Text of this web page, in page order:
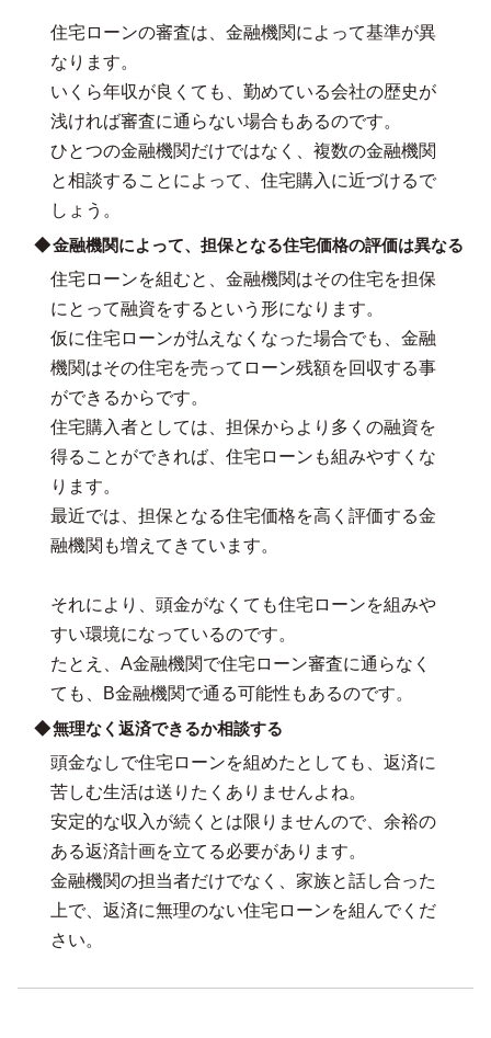
住宅ローンの審査は、金融機関によって基準が異
なります。
いくら年収が良くても、勤めている会社の歴史が
浅ければ審査に通らない場合もあるのです。
ひとつの金融機関だけではなく、複数の金融機関
と相談することによって、住宅購入に近づけるで
しょう。
金融機関によって、担保となる住宅価格の評価は異なる
住宅ローンを組むと、金融機関はその住宅を担保
にとって融資をするという形になります。
仮に住宅ローンが払えなくなった場合でも、金融
機関はその住宅を売ってローン残額を回収する事
ができるからです。
住宅購入者としては、担保からより多くの融資を
得ることができれば、住宅ローンも組みやすくな
ります。
最近では、担保となる住宅価格を高く評価する金
融機関も増えてきています。
それにより、頭金がなくても住宅ローンを組みや
すい環境になっているのです。
たとえ、A金融機関で住宅ローン審査に通らなく
ても、B金融機関で通る可能性もあるのです。
無理なく返済できるか相談する
頭金なしで住宅ローンを組めたとしても、返済に
苦しむ生活は送りたくありませんよね。
安定的な収入が続くとは限りませんので、余裕の
ある返済計画を立てる必要があります。
金融機関の担当者だけでなく、家族と話し合った
上で、返済に無理のない住宅ローンを組んでくだ
さい。